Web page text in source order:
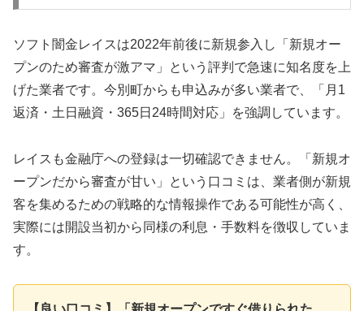
ソフト闇金レイスは2022年前後に新規参入し「新規オー
プンのため審査が激アマ」という評判で急速に知名度を上
げた業者です。今別町からも申込みが多い業者で、「月1
返済・土日融資・365日24時間対応」を強調しています。
レイスも金融庁への登録は一切確認できません。「新規オ
ープンだから審査が甘い」という口コミは、業者側が新規
客を集めるための戦略的な情報操作である可能性が高く、
実際には開設当初から同様の利息・手数料を徴収していま
す。